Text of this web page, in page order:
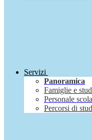
Servizi
Panoramica
Famiglie e
Personale
Percorsi di